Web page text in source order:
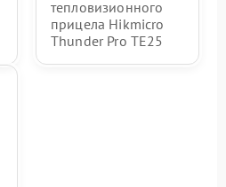
тепловизионного
прицела Hikmicro
Thunder Pro TE25